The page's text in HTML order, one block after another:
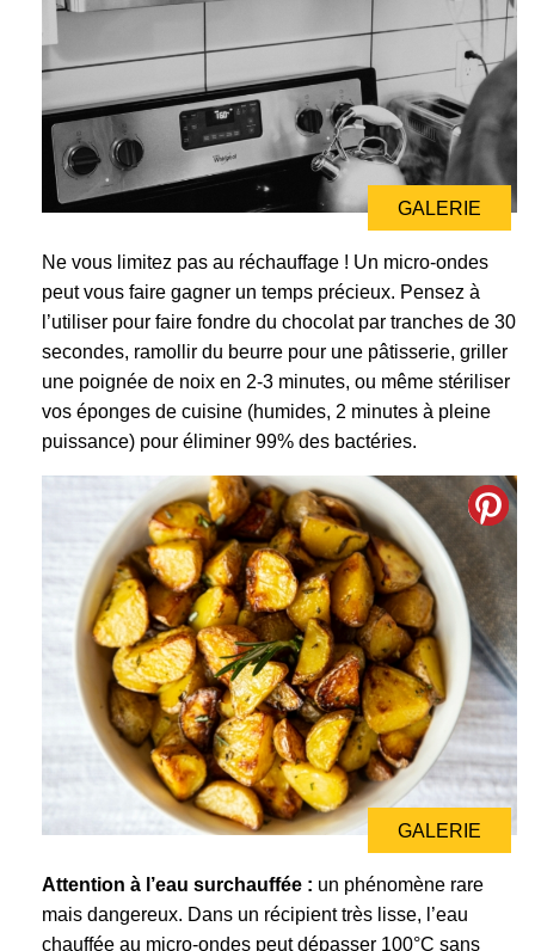
GALERIE
Ne vous limitez pas au réchauffage ! Un micro-ondes
peut vous faire gagner un temps précieux. Pensez à
l’utiliser pour faire fondre du chocolat par tranches de 30
secondes, ramollir du beurre pour une pâtisserie, griller
une poignée de noix en 2-3 minutes, ou même stériliser
vos éponges de cuisine (humides, 2 minutes à pleine
puissance) pour éliminer 99% des bactéries.
GALERIE
Attention à l’eau surchauffée : un phénomène rare
mais dangereux. Dans un récipient très lisse, l’eau
chauffée au micro-ondes peut dépasser 100°C sans